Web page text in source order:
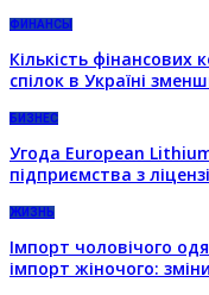
ФИНАНСЫ
Кількість
спілок в Україні
БИЗНЕС
Угода European
підприємства з
ЖИЗНЬ
Імпорт чоловічого
імпорт жіночого: